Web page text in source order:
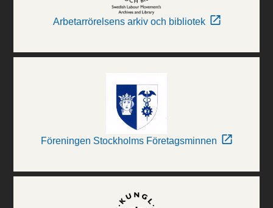
Arbetarrörelsens arkiv och bibliotek
Föreningen Stockholms Företagsminnen